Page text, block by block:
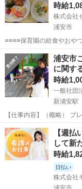
時給
株式会社
浦安市
≡≡≡≡保育園の給食やおや
迎！資格＆経験は一切不要◎ ★おすすめポイント★ ・スキ
OK！ ⇛週2日〜勤務だから
経験者大...
千葉 浦安市 その他
浦安市
に関す
時給
一般社団
新浦安駅
【仕事内容】（概略） プレイリーダーとしてのおしごとです♪ １）浦
安市立「こどもの広場」の利
千葉 浦安市 新浦
【週払
して新
時給
日払い
株式会社